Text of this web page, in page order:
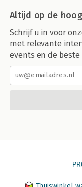
Altijd op de
Schrijf u in voor
met relevante
events en de beste